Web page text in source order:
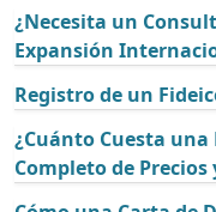
¿Necesita un
Expansión
Registro de un
¿Cuánto Cuesta una
Completo de Precios